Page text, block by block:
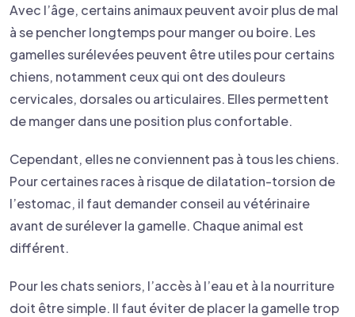
Avec l’âge, certains animaux peuvent avoir plus de mal
à se pencher longtemps pour manger ou boire. Les
gamelles surélevées peuvent être utiles pour certains
chiens, notamment ceux qui ont des douleurs
cervicales, dorsales ou articulaires. Elles permettent
de manger dans une position plus confortable.
Cependant, elles ne conviennent pas à tous les chiens.
Pour certaines races à risque de dilatation-torsion de
l’estomac, il faut demander conseil au vétérinaire
avant de surélever la gamelle. Chaque animal est
différent.
Pour les chats seniors, l’accès à l’eau et à la nourriture
doit être simple. Il faut éviter de placer la gamelle trop